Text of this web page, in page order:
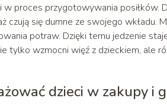
proces przygotowywania posiłków.
czują się dumne ze swojego wkładu.
potraw. Dzięki temu jedzenie
tylko wzmocni więź z dzieckiem, ale
dzieci w zakupy i